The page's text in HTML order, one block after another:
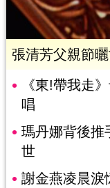
張清芳父親節
《東!帶我走
唱
瑪丹娜背後
世
謝金燕凌晨淚